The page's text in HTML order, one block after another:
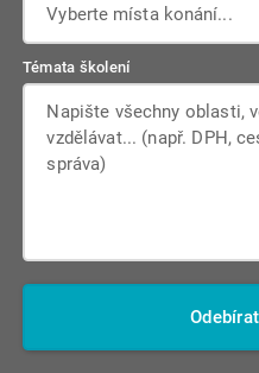
Vyberte místa konání...
Témata školení